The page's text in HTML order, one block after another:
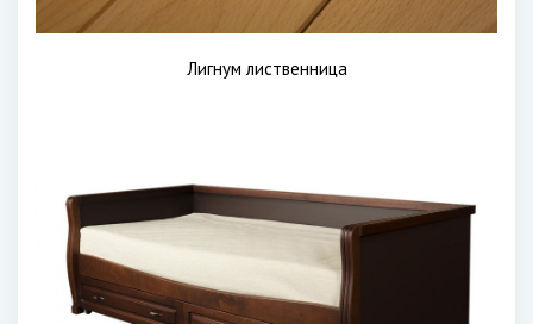
Лигнум лиственница